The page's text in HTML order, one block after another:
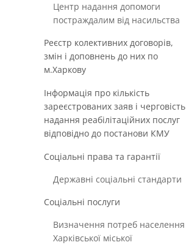
Центр надання допомоги
постраждалим від насильства
Реєстр колективних договорів,
змін і доповнень до них по
м.Харкову
Інформація про кількість
зареєстрованих заяв і черговість
надання реабілітаційних послуг
відповідно до постанови КМУ
Соціальні права та гарантії
Державні соціальні стандарти
Соціальні послуги
Визначення потреб населення
Харківської міської